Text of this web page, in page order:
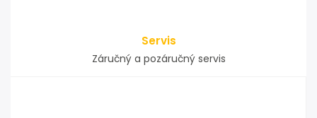
Servis
Záručný a pozáručný servis